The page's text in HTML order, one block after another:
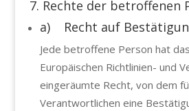
7. Rechte der betroffenen
a) Recht auf
Jede betroffene Person hat
Europäischen Richtlinien- und
eingeräumte Recht, von dem
Verantwortlichen eine